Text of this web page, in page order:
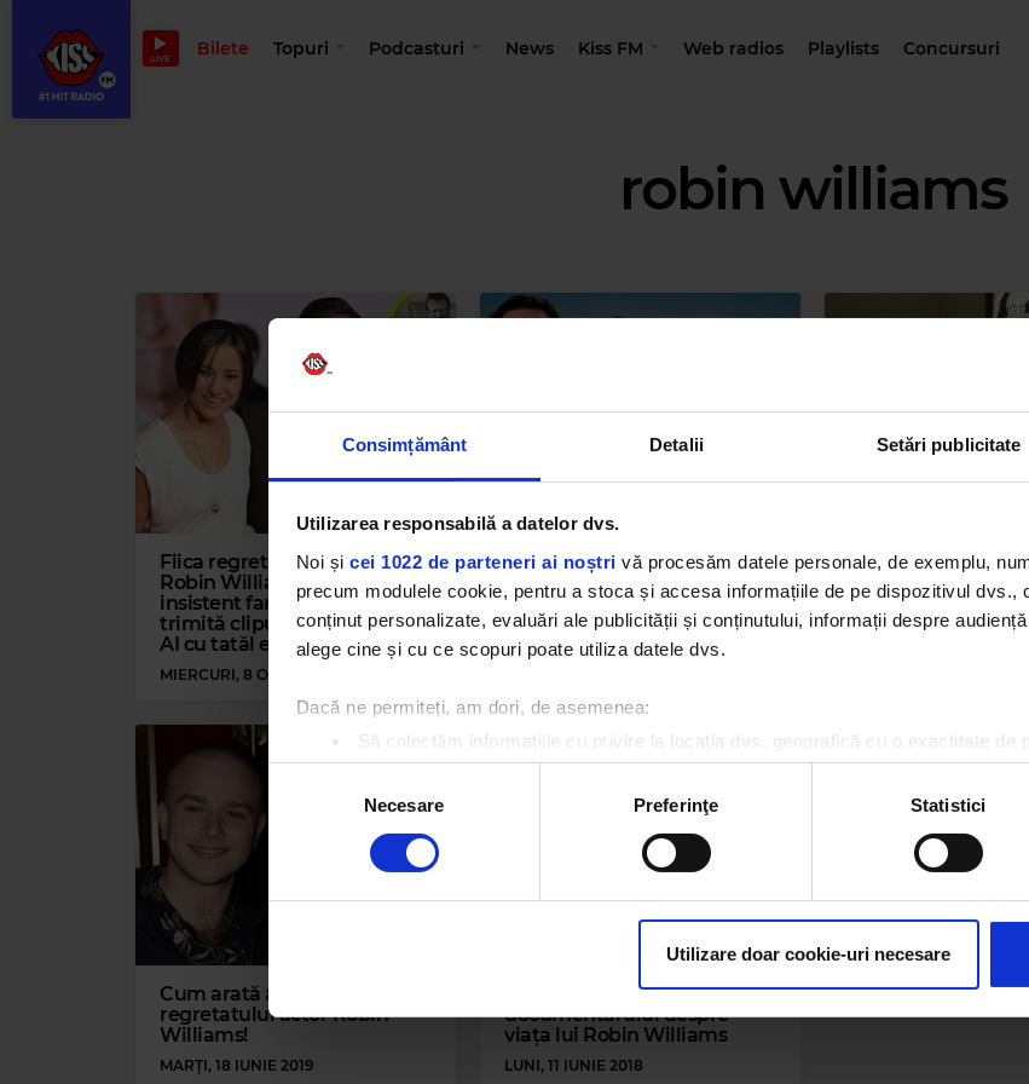
Consimțământ Detalii Setări publicitate
Utilizarea responsabilă a datelor dvs.
Noi și cei 1022 de parteneri ai noștri vă procesăm datele personale, de exemplu,
precum modulele cookie, pentru a stoca și accesa informațiile de pe dispozitivul dvs.,
conținut personalizate, evaluări ale publicității și conținutului, informații despre
alege cine și cu ce scopuri poate utiliza datele dvs.
Dacă ne permiteți, am dori, de asemenea:
Să colectăm informațiile cu privire la locația dvs. geografică cu o exactitate de
Să vă identificăm dispozitivul scanândul-l în mod activ după caracteristici
Găsiți mai multe informații despre procesarea datelor dvs. personale și configurați-vă
Vă puteți modifica sau retrage oricând acordul din Declarația despre modulele cookie.
traficul. De asemenea, le oferim partenerilor de rețele sociale, de publicitate și de
care folosiți site-ul nostru. Aceștia le pot combina cu alte informații oferite de dvs. sau
consimțământului
Necesare Preferinţe Statistici
Utilizare doar cookie-uri necesare
LIVE Bilete Topuri Podcasturi News Kiss FM Web radios Playlists Concursuri
robin williams
Fiica regretatului actor
Robin Williams roagă
insistent fanii să nu-i mai
trimită clipuri generate de
AI cu tatăl ei
MIERCURI, 8 OCTOMBRIE 2025
Funkiss 21 iulie | Vine
vacanța, cu submarinul din
Franța!
Zece actori care
norocul să joace în
alături de copiii lor
Cum arată acum fiul
regretatului actor Robin
Williams!
MARȚI, 18 IUNIE 2019
VIDEO | A fost lansat trailerul
documentarului despre
viața lui Robin Williams
LUNI, 11 IUNIE 2018